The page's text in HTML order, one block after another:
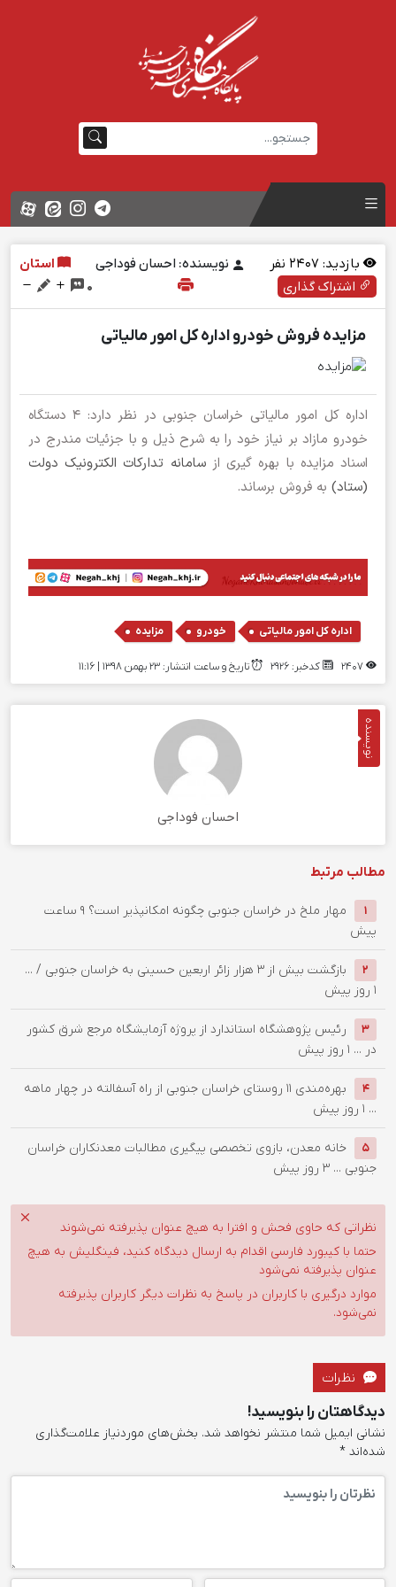
بازدید: نفر نویسنده: احسان فوداجی
استان
اشتراک گذاری
0
مزایده فروش خودرو اداره کل امور مالیاتی
اداره کل امور مالیاتی خراسان جنوبی در نظر دارد: ۴ دستگاه
خودرو مازاد بر نیاز خود را به شرح ذیل و با جزئیات مندرج در
اسناد مزایده با بهره گیری ازسامانه تدارکات الکترونیک دولت
(ستاد) به فروش برساند.
اداره کل امور مالیاتی , خودرو , مزایده
کدخبر: 2926 تاریخ و ساعت انتشار: ۲۳ بهمن ۱۳۹۸ | 11:16
نویسنده
احسان فوداجی
مطالب مرتبط
1 ‌مهار ملخ در خراسان جنوبی چگونه امکانپذیر است؟
9 ساعت
پیش
2
بازگشت بیش از ۳ هزار زائر اربعین حسینی به خراسان جنوبی / ...
1 روز پیش
3
رئیس پژوهشگاه استاندارد از پروژه آزمایشگاه مرجع شرق کشور
در ... 1 روز پیش
4
بهره‌مندی ۱۱ روستای خراسان جنوبی از راه آسفالته در چهار ماهه
... 1 روز پیش
5
خانه معدن، بازوی تخصصی پیگیری مطالبات معدنکاران خراسان
جنوبی ... 3 روز پیش
نظراتی که حاوی فحش و افترا به هیچ عنوان پذیرفته نمی‌شوند
حتما با کیبورد فارسی اقدام به ارسال دیدگاه کنید، فینگلیش به هیچ
عنوان پذیرفته نمی‌شود
موارد درگیری با کاربران در پاسخ به نظرات دیگر کاربران پذیرفته
نمی‌شود.
نظرات
دیدگاهتان را بنویسید!
نشانی ایمیل شما منتشر نخواهد شد. بخش‌های موردنیاز علامت‌گذاری
شده‌اند *